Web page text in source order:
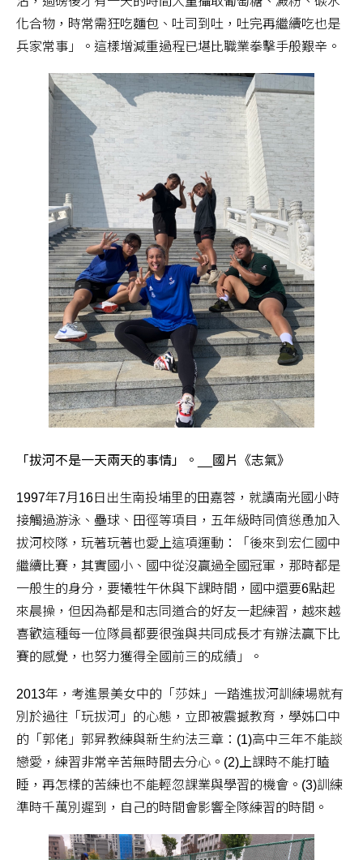
化合物，時常需狂吃麵包、吐司到吐，吐完再繼續吃也是
兵家常事」。這樣增減重過程已堪比職業拳擊手般艱辛。
「拔河不是一天兩天的事情」。__國片《志氣》
1997年7月16日出生南投埔里的田嘉蓉，就讀南光國小時
接觸過游泳、壘球、田徑等項目，五年級時同儕慫恿加入
拔河校隊，玩著玩著也愛上這項運動：「後來到宏仁國中
繼續比賽，其實國小、國中從沒贏過全國冠軍，那時都是
一般生的身分，要犧牲午休與下課時間，國中還要6點起
來晨操，但因為都是和志同道合的好友一起練習，越來越
喜歡這種每一位隊員都要很強與共同成長才有辦法贏下比
賽的感覺，也努力獲得全國前三的成績」。
2013年，考進景美女中的「莎妹」一踏進拔河訓練場就有
別於過往「玩拔河」的心態，立即被震撼教育，學姊口中
的「郭佬」郭昇教練與新生約法三章：(1)高中三年不能談
戀愛，練習非常辛苦無時間去分心。(2)上課時不能打瞌
睡，再怎樣的苦練也不能輕忽課業與學習的機會。(3)訓練
準時千萬別遲到，自己的時間會影響全隊練習的時間。